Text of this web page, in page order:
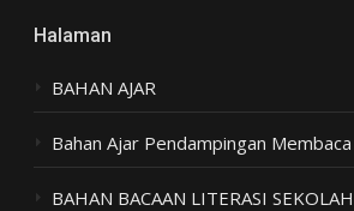
Halaman
BAHAN AJAR
Bahan Ajar Pendampingan Membaca
BAHAN BACAAN LITERASI SEKOLAH